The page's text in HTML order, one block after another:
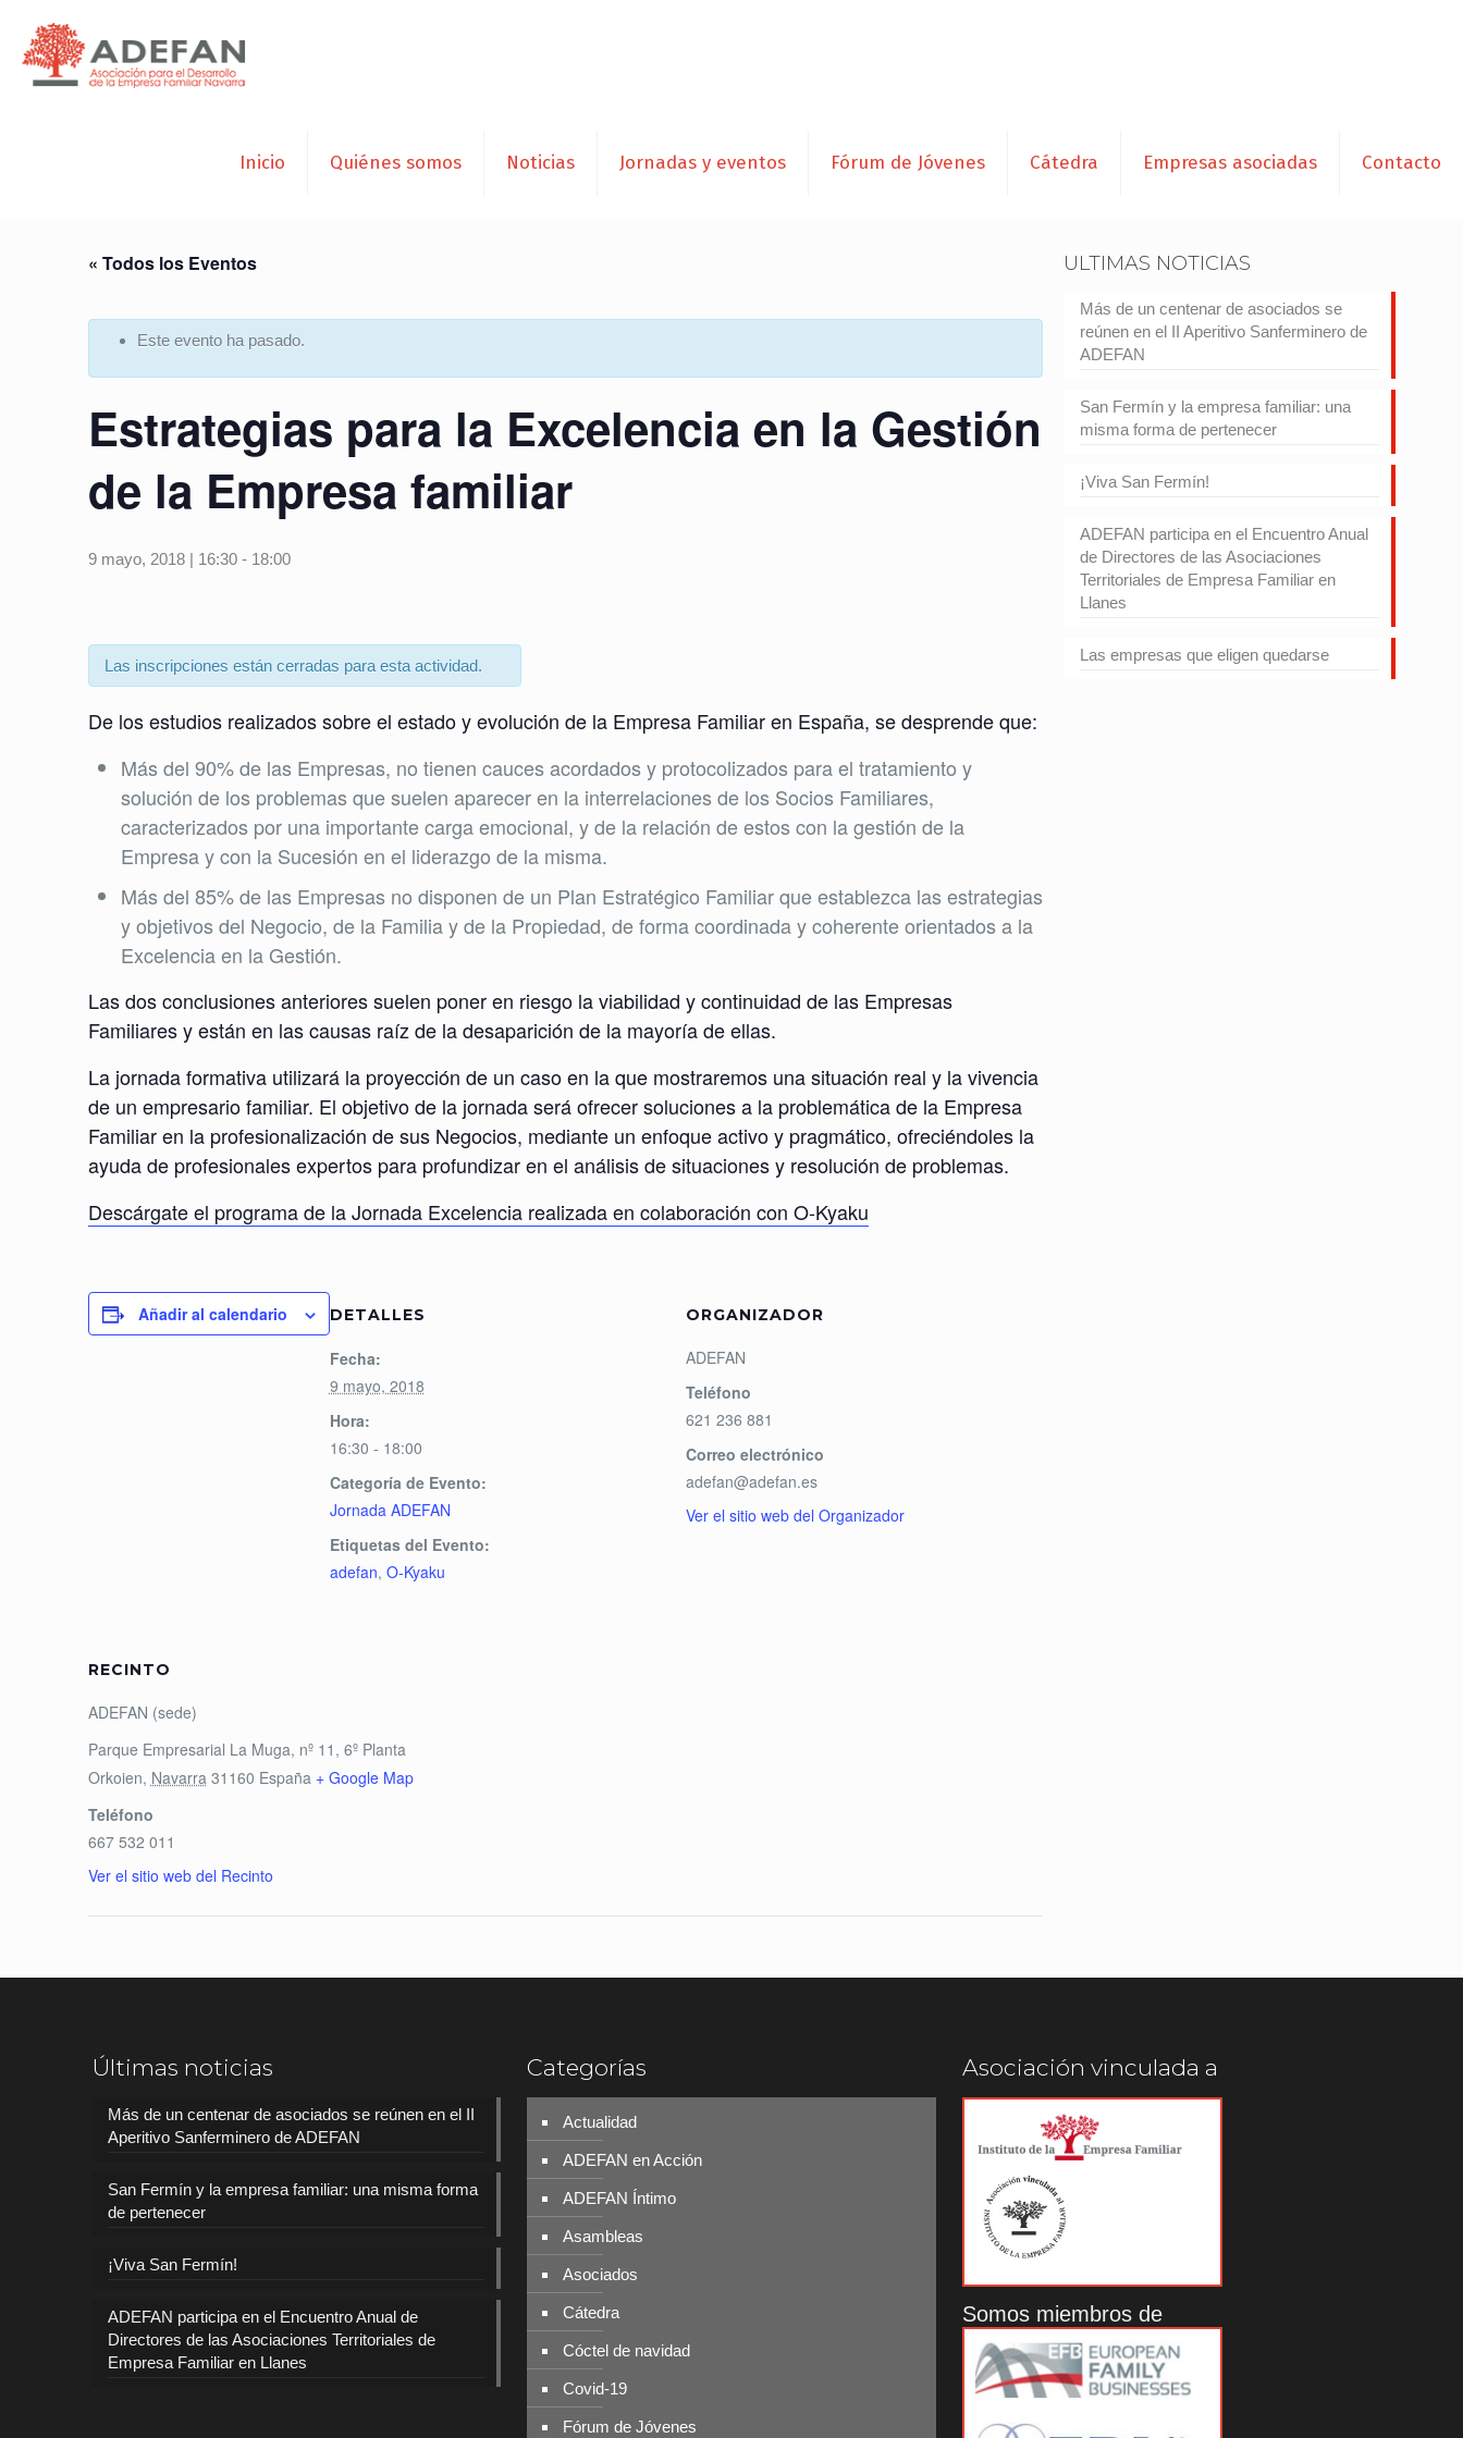
Inicio Quiénes somos Noticias Jornadas y eventos Fórum de Jóvenes Cátedra Empresas asociadas Contacto
« Todos los Eventos
Este evento ha pasado.
Estrategias para la Excelencia en la Gestión
de la Empresa familiar
9 mayo, 2018 | 16:30- 18:00
Las inscripciones están cerradas para esta actividad.
De los estudios realizados sobre el estado y evolución de la Empresa Familiar en España, se desprende que:
Más del 90% de las Empresas, no tienen cauces acordados y protocolizados para el tratamiento y
solución de los problemas que suelen aparecer en la interrelaciones de los Socios Familiares,
caracterizados por una importante carga emocional, y de la relación de estos con la gestión de la
Empresa y con la Sucesión en el liderazgo de la misma.
Más del 85% de las Empresas no disponen de un Plan Estratégico Familiar que establezca las estrategias
y objetivos del Negocio, de la Familia y de la Propiedad, de forma coordinada y coherente orientados a la
Excelencia en la Gestión.
Las dos conclusiones anteriores suelen poner en riesgo la viabilidad y continuidad de las Empresas
Familiares y están en las causas raíz de la desaparición de la mayoría de ellas.
La jornada formativa utilizará la proyección de un caso en la que mostraremos una situación real y la vivencia
de un empresario familiar. El objetivo de la jornada será ofrecer soluciones a la problemática de la Empresa
Familiar en la profesionalización de sus Negocios, mediante un enfoque activo y pragmático, ofreciéndoles la
ayuda de profesionales expertos para profundizar en el análisis de situaciones y resolución de problemas.
Descárgate el programa de la Jornada Excelencia realizada en colaboración con O-Kyaku
Añadir al calendario DETALLES
Fecha:
9 mayo, 2018
Hora:
16:30 - 18:00
Categoría de Evento:
Jornada ADEFAN
Etiquetas del Evento:
adefan, O-Kyaku
ORGANIZADOR
ADEFAN
Teléfono
621 236 881
Correo electrónico
adefan@adefan.es
Ver el sitio web del Organizador
RECINTO
ADEFAN (sede)
Parque Empresarial La Muga, nº 11, 6º Planta
Orkoien, Navarra 31160 España + Google Map
Teléfono
667 532 011
Ver el sitio web del Recinto
ULTIMAS NOTICIAS
Más de un centenar de asociados se
reúnen en el II Aperitivo Sanferminero de
ADEFAN
San Fermín y la empresa familiar: una
misma forma de pertenecer
¡Viva San Fermín!
ADEFAN participa en el Encuentro Anual
de Directores de las Asociaciones
Territoriales de Empresa Familiar en
Llanes
Las empresas que eligen quedarse
Últimas noticias
Más de un centenar de asociados se reúnen en el II
Aperitivo Sanferminero de ADEFAN
San Fermín y la empresa familiar: una misma forma
de pertenecer
¡Viva San Fermín!
ADEFAN participa en el Encuentro Anual de
Directores de las Asociaciones Territoriales de
Empresa Familiar en Llanes
Categorías
Actualidad
ADEFAN en Acción
ADEFAN Íntimo
Asambleas
Asociados
Cátedra
Cóctel de navidad
Covid-19
Fórum de Jóvenes
Asociación vinculada a
Somos miembros de